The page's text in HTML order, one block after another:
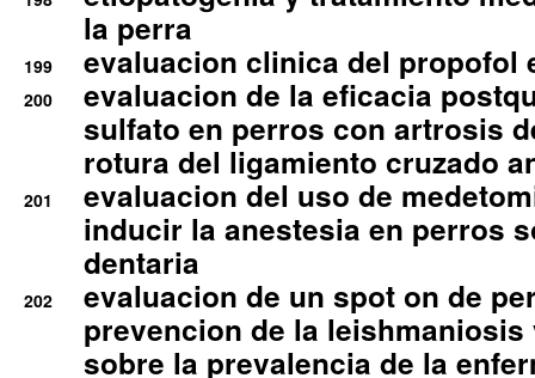
la perra
199 evaluacion clinica del propofol
200
evaluacion de la eficacia
sulfato en perros con artrosis
rotura del ligamiento cruzado
201
evaluacion del uso de
inducir la anestesia en perros
dentaria
202
evaluacion de un spot on de
prevencion de la
sobre la prevalencia de la